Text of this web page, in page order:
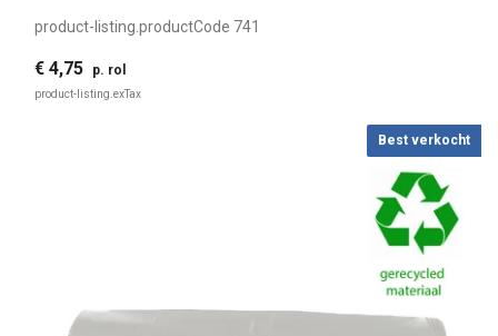
product-listing.productCode 741
€ 4,75 p. rol
product-listing.exTax
Best verkocht